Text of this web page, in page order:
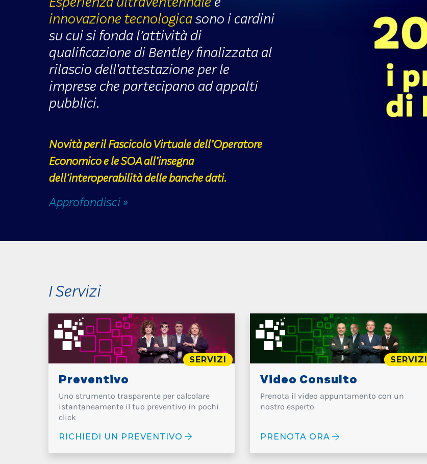
innovazione tecnologicasono i cardini
su cui si fonda l’attività di
qualificazione di Bentley finalizzata al
rilascio dell'attestazione per le
imprese che partecipano ad appalti
pubblici.
Novità per il Fascicolo Virtuale dell’Operatore
Economico e le SOA all’insegna
dell’interoperabilità delle banche dati.
Approfondisci »
I Servizi
SERVIZI
Preventivo
Uno strumento trasparente per calcolare
istantaneamente il tuo preventivo in pochi
click
RICHIEDI UN PREVENTIVO
SERVIZI
Video Consulto
Prenota il video appuntamento con un
nostro esperto
PRENOTA ORA